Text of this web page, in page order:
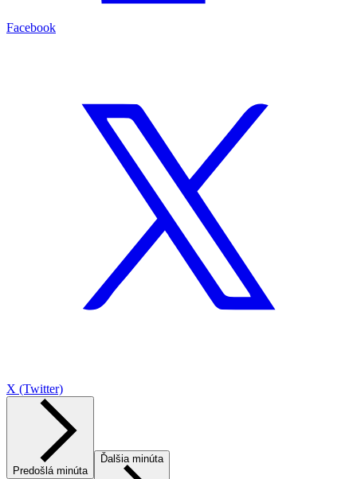
Facebook
X (Twitter)
Predošlá minúta
Ďalšia minúta